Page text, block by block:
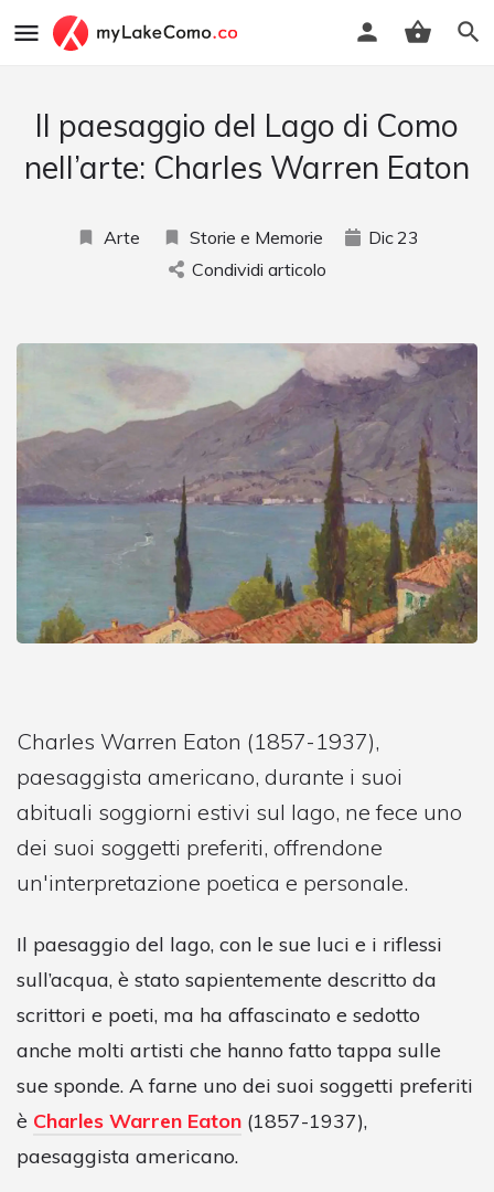
Il paesaggio del Lago di Como
nell’arte: Charles Warren Eaton
Arte Storie e Memorie Dic23
Condividi articolo
Charles Warren Eaton (1857-1937),
paesaggista americano, durante i suoi
abituali soggiorni estivi sul lago, ne fece uno
dei suoi soggetti preferiti, offrendone
un'interpretazione poetica e personale.
Il paesaggio del lago, con le sue luci e i riflessi
sull’acqua, è stato sapientemente descritto da
scrittori e poeti, ma ha affascinato e sedotto
anche molti artisti che hanno fatto tappa sulle
sue sponde. A farne uno dei suoi soggetti preferiti
è Charles Warren Eaton (1857-1937),
paesaggista americano.